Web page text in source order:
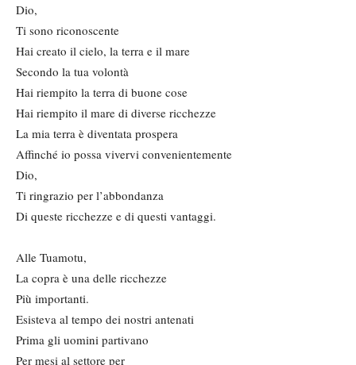
Dio,
Ti sono riconoscente
Hai creato il cielo, la terra e il mare
Secondo la tua volontà
Hai riempito la terra di buone cose
Hai riempito il mare di diverse ricchezze
La mia terra è diventata prospera
Affinché io possa vivervi convenientemente
Dio,
Ti ringrazio per l’abbondanza
Di queste ricchezze e di questi vantaggi.
Alle Tuamotu,
La copra è una delle ricchezze
Più importanti.
Esisteva al tempo dei nostri antenati
Prima gli uomini partivano
Per mesi al settore per